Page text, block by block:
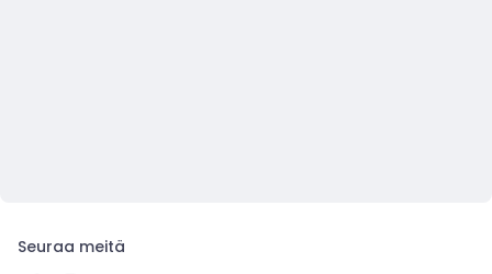
Seuraa meitä